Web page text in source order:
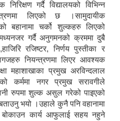
गर्दै विद्यालयको विभिन्न
लिएको छ ।सामुदायीक
बहानामा चर्को शुल्कहरु लिएको
गर्दै अनुगमनको क्रममा दुबै
रजिष्टर, निर्णय पुस्तीका र
कागजहरु नियन्त्रणमा लिएर आवश्यक
महाशाखाका प्रमुख अरविन्दलाल
कर्ममा नगर प्रमुख सरावगीले
रुपमा शुल्क असुल गरेको पाइएको
भयो ।उहाले कुनै पनि वहानामा
कार्य आफुलाई सहय नहुने